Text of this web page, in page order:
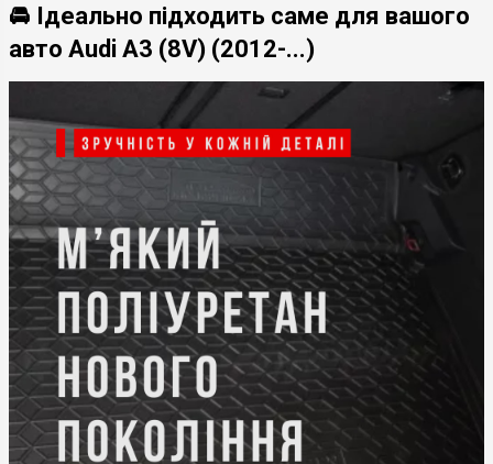
🚘 Ідеально підходить саме для вашого
авто Audi A3 (8V) (2012-...)